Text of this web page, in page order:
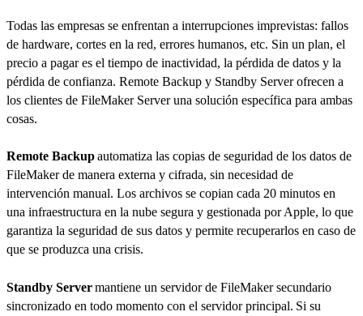
Todas las empresas se enfrentan a interrupciones imprevistas: fallos
de hardware, cortes en la red, errores humanos, etc. Sin un plan, el
precio a pagar es el tiempo de inactividad, la pérdida de datos y la
pérdida de confianza. Remote Backup y Standby Server ofrecen a
los clientes de FileMaker Server una solución específica para ambas
cosas.
Remote Backupautomatiza las copias de seguridad de los datos de
FileMaker de manera externa y cifrada, sin necesidad de
intervención manual. Los archivos se copian cada 20 minutos en
una infraestructura en la nube segura y gestionada por Apple, lo que
garantiza la seguridad de sus datos y permite recuperarlos en caso de
que se produzca una crisis.
Standby Servermantiene un servidor de FileMaker secundario
sincronizado en todo momento con el servidor principal. Si su